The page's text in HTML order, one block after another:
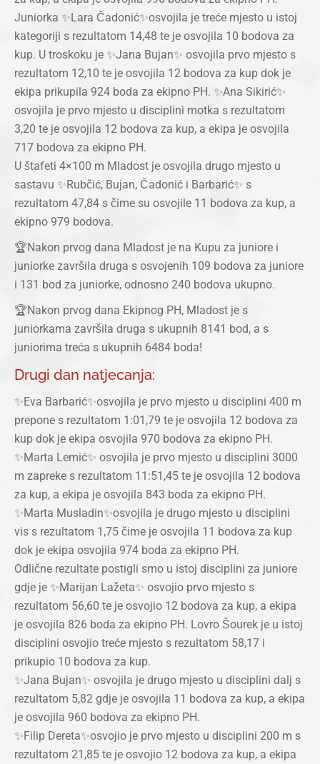
Juniorka ✨Lara Čadonić✨osvojila je treće mjesto u istoj
kategoriji s rezultatom 14,48 te je osvojila 10 bodova za
kup. U troskoku je ✨Jana Bujan✨ osvojila prvo mjesto s
rezultatom 12,10 te je osvojila 12 bodova za kup dok je
ekipa prikupila 924 boda za ekipno PH. ✨Ana Sikirić✨
osvojila je prvo mjesto u disciplini motka s rezultatom
3,20 te je osvojila 12 bodova za kup, a ekipa je osvojila
717 bodova za ekipno PH.
U štafeti 4×100 m Mladost je osvojila drugo mjesto u
sastavu ✨Rubčić, Bujan, Čadonić i Barbarić✨ s
rezultatom 47,84 s čime su osvojile 11 bodova za kup, a
ekipno 979 bodova.
🏆Nakon prvog dana Mladost je na Kupu za juniore i
juniorke završila druga s osvojenih 109 bodova za juniore
i 131 bod za juniorke, odnosno 240 bodova ukupno.
🏆Nakon prvog dana Ekipnog PH, Mladost je s
juniorkama završila druga s ukupnih 8141 bod, a s
juniorima treća s ukupnih 6484 boda!
Drugi dan natjecanja:
✨Eva Barbarić✨osvojila je prvo mjesto u disciplini 400 m
prepone s rezultatom 1:01,79 te je osvojila 12 bodova za
kup dok je ekipa osvojila 970 bodova za ekipno PH.
✨Marta Lemić✨ osvojila je prvo mjesto u disciplini 3000
m zapreke s rezultatom 11:51,45 te je osvojila 12 bodova
za kup, a ekipa je osvojila 843 boda za ekipno PH.
✨Marta Musladin✨osvojila je drugo mjesto u disciplini
vis s rezultatom 1,75 čime je osvojila 11 bodova za kup
dok je ekipa osvojila 974 boda za ekipno PH.
Odlične rezultate postigli smo u istoj disciplini za juniore
gdje je ✨Marijan Lažeta✨ osvojio prvo mjesto s
rezultatom 56,60 te je osvojio 12 bodova za kup, a ekipa
je osvojila 826 boda za ekipno PH. Lovro Šourek je u istoj
disciplini osvojio treće mjesto s rezultatom 58,17 i
prikupio 10 bodova za kup.
✨Jana Bujan✨ osvojila je drugo mjesto u disciplini dalj s
rezultatom 5,82 gdje je osvojila 11 bodova za kup, a ekipa
je osvojila 960 bodova za ekipno PH.
✨Filip Dereta✨osvojio je prvo mjesto u disciplini 200 m s
rezultatom 21,85 te je osvojio 12 bodova za kup, a ekipa